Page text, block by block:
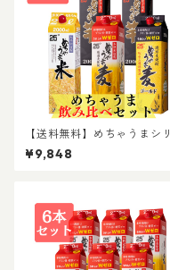
【送料無料】めちゃうまシリ
ーズ 厳選飲み比べ5本セット
麦25度 麦ゴールド25度 芋×2
ク焼酎 めちゃうまシリーズ
¥9,848